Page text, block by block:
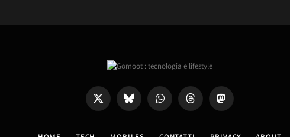
X
Bluesky WhatsAppThreads Mastodon